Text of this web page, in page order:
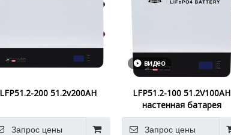
LFP51.2-200 51.2v200AH
Запрос цены
видео
LFP51.2-100 51.2V100AH
настенная батарея
Запрос цены